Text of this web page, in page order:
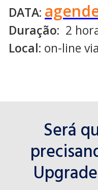
DATA:
Duração: 2
Local: on-line
Será